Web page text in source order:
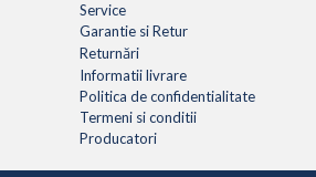
Service
Garantie si Retur
Returnări
Informatii livrare
Politica de confidentialitate
Termeni si conditii
Producatori